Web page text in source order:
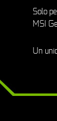
Solo
MSI
Un